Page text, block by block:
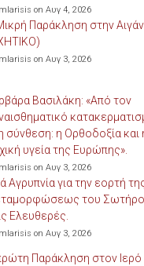
on Αυγ 4, 2026
Παράκληση στην
on Αυγ 3, 2026
Βασιλάκη: «Από τον
σύνθεση: η Ορθοδοξία και
υγεία της Ευρώπης».
on Αυγ 3, 2026
Αγρυπνία για την εορτή
του
Ελευθερές.
on Αυγ 3, 2026
Παράκληση στον Ιερό